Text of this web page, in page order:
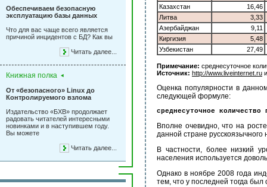
Обеспечиваем безопасную
эксплуатацию базы данных
Что для вас чаще всего является
причиной инцидентов с БД? Как вы
Читать далее...
Книжная полка
От «безопасного» Linux до
Контролируемого взлома
Издательство «БХВ» продолжает
радовать читателей интересными
новинками и в наступившем году.
Вы можете
Читать далее...
Казахстан
16,46
Литва
3,33
Азербайджан
9,11
Киргизия
5,48
Узбекистан
27,49
Примечание: среднесуточное
Источник: http://www.liveinternet.ru
Оценка популярности в
следующей формуле:
среднесуточное количество
Вполне очевидно, что на
данной стране
В частности, более низкий
населения используется
Однако в ноябре 2008 года
тем, что у последней тогда